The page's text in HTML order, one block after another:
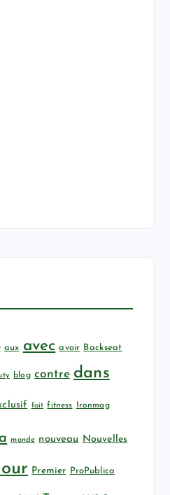
aux avec avoir Backseat
blog contre dans
fait fitness Ironmag
monde nouveau Nouvelles
Premier ProPublica